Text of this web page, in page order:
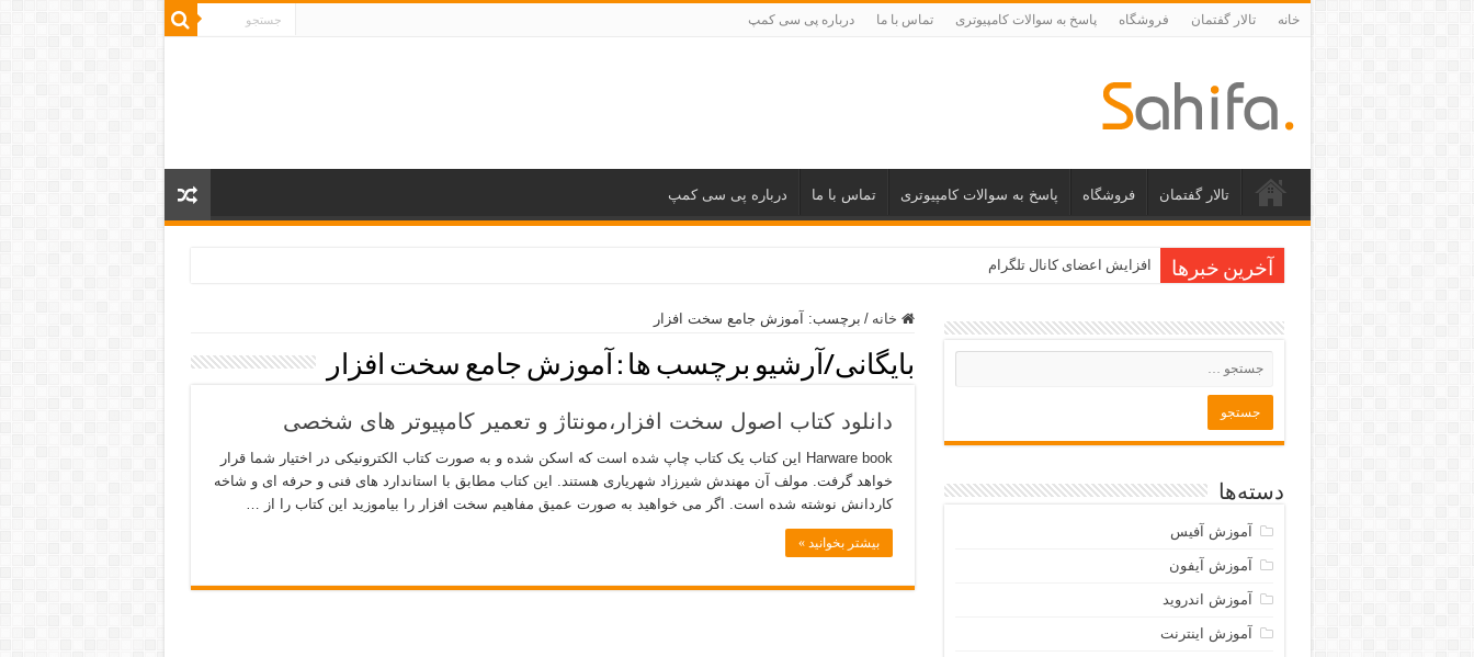
خانه تالار گفتمان فروشگاه پاسخ به سوالات کامپیوتری تماس با ما درباره پی سی کمپ
تالار گفتمان فروشگاه پاسخ به سوالات کامپیوتری تماس با ما درباره پی سی کمپ
آخرین خبرها افزایش اعضای کانال تلگرام
شارژ رایگان ایرانسل،همراه اول و رایتل
خانه / برچسب: آموزش جامع سخت افزار
بایگانی/آرشیو برچسب ها : آموزش جامع سخت افزار
دانلود کتاب اصول سخت افزار،مونتاژ و تعمیر کامپیوتر های شخصی
Harware book این کتاب یک کتاب چاپ شده است که اسکن شده و به صورت کتاب الکترونیکی در اختیار شما قرار
خواهد گرفت. مولف آن مهندش شیرزاد شهریاری هستند. این کتاب مطابق با استاندارد های فنی و حرفه ای و شاخه
کاردانش نوشته شده است. اگر می خواهید به صورت عمیق مفاهیم سخت افزار را بیاموزید این کتاب را از …
بیشتر بخوانید »
دسته‌ها
آموزش آفیس
آموزش آیفون
آموزش اندروید
آموزش اینترنت